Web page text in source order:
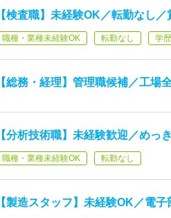
【検査職】未経験OK／転勤なし／
職種・業種未経験OK 転勤なし 学
【総務・経理】管理職候補／工場
【分析技術職】未経験歓迎／めっ
職種・業種未経験OK 転勤なし
【製造スタッフ】未経験OK／電